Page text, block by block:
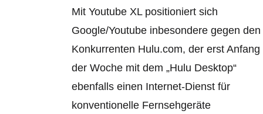
Mit Youtube XL positioniert sich
Google/Youtube inbesondere gegen den
Konkurrenten Hulu.com, der erst Anfang
der Woche mit dem „Hulu Desktop“
ebenfalls einen Internet-Dienst für
konventionelle Fernsehgeräte